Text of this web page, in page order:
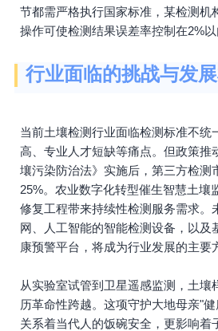
节都需严格执行国家标准，某检测机
操作可使检测结果误差率控制在2%以
行业面临的挑战与发
当前土壤检测行业面临检测标准不统
高、专业人才短缺等痛点。但政策推
壤污染防治法》实施后，第三方检测
25%。农业数字化转型催生智慧土壤
修复工程带来持续性检测服务需求。
网、人工智能的智能检测设备，以及
康预警平台，将成为行业发展的主要
从实验室试管到卫星遥感监测，土壤
历革命性跨越。这项守护大地母亲"
关系着当代人的饭碗安全，更影响着